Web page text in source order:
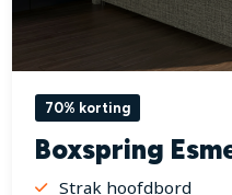
70% korting
Boxspring
Strak hoofdbord